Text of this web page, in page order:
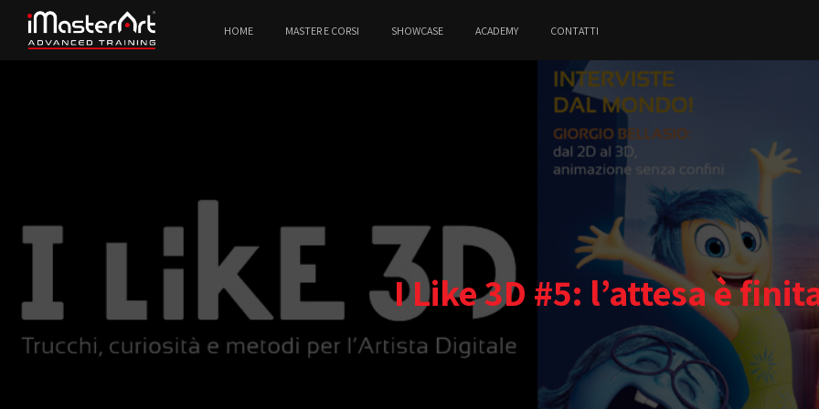
HOME MASTER E CORSI SHOWCASE ACADEMY CONTATTI
I Like 3D #5: l’attesa è